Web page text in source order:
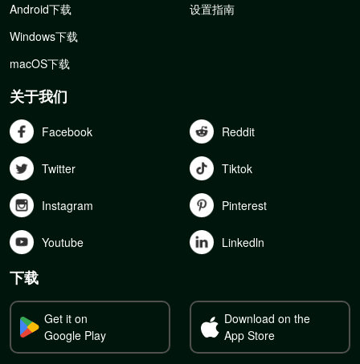
Android下载
Windows下载
macOS下载
设置指南
关于我们
Facebook Reddit
Twitter Tiktok
Instagram Pinterest
Youtube Linkedln
下载
Get it on
Google Play
Download on the
App Store